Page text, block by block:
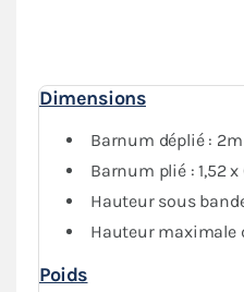
Dimensions
Barnum déplié :
Barnum plié : 1,52
Hauteur sous
Hauteur maximale
Poids